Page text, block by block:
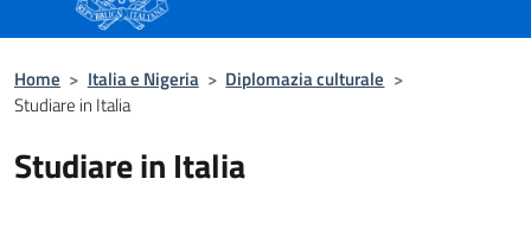
Home > Italia e Nigeria > Diplomazia culturale >
Studiare in Italia
Studiare in Italia